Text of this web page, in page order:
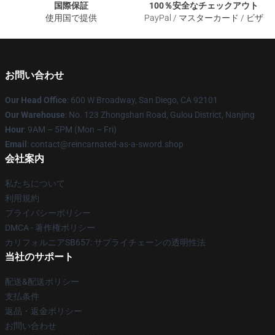
国際保証
使用国で提供
100％安全なチェックアウト
PayPal / マスターカード / ビザ
お問い合わせ
Our Head Office: 600 W Broadway, San Diego, CA 92101
Our Warehouse: No. 123 Zhongshan Road, Gulou District, Nanjing
Hour: 9AM – 5PM (Mon – Fri)
Email : contact@reincarnated-as-a-sword.shop
会社案内
私たちについて
利用規約
プライバシーポリシー
DMCA - 著作権ポリシー
カリフォルニアSB657: サプライチェーンの透明性法
当社のサポート
配送&配送ポリシー
支払条件
返品・返金ポリシー
お問い合わせ